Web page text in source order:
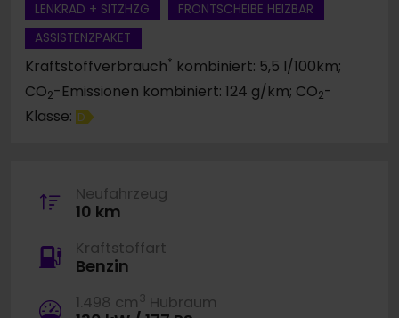
LENKRAD + SITZHZG
FRONTSCHEIBE HEIZBAR
ASSISTENZPAKET
Kraftstoffverbrauch* kombiniert: 5,5 l/100km;
CO2-Emissionen kombiniert: 124 g/km; CO2-
Klasse: D
Neufahrzeug
10 km
Kraftstoffart
Benzin
1.498 cm 3 Hubraum